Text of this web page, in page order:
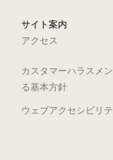
サイト案内
アクセス
カスタマーハラスメ
る基本方針
ウェブアクセシビリ